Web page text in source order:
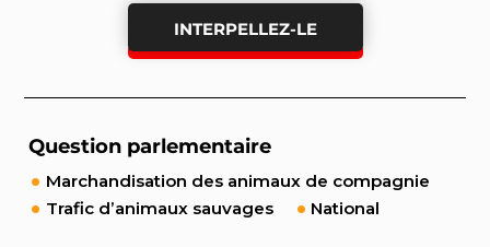
INTERPELLEZ-LE
Question parlementaire
Marchandisation des animaux de compagnie
Trafic d’animaux sauvages
National